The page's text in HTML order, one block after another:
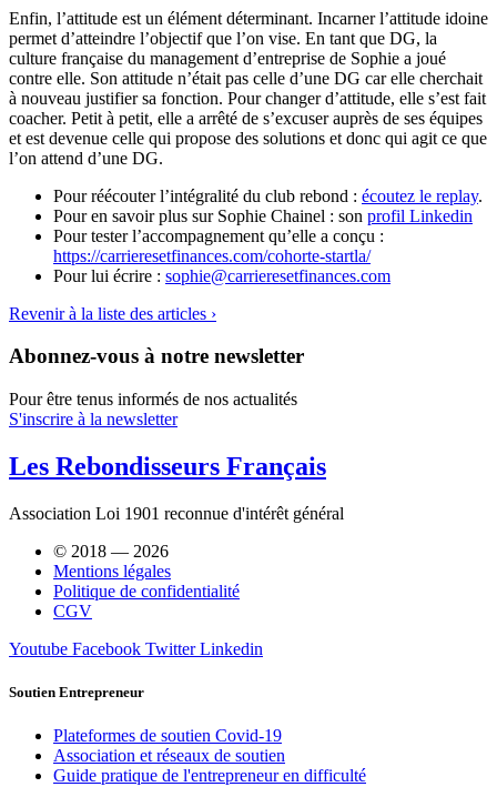
Enfin, l’attitude est un élément déterminant. Incarner l’attitude idoine
permet d’atteindre l’objectif que l’on vise. En tant que DG, la
culture française du management d’entreprise de Sophie a joué
contre elle. Son attitude n’était pas celle d’une DG car elle cherchait
à nouveau justifier sa fonction. Pour changer d’attitude, elle s’est fait
coacher. Petit à petit, elle a arrêté de s’excuser auprès de ses équipes
et est devenue celle qui propose des solutions et donc qui agit ce que
l’on attend d’une DG.
Pour réécouter l’intégralité du club rebond : écoutez le replay.
Pour en savoir plus sur Sophie Chainel : son profil Linkedin
Pour tester l’accompagnement qu’elle a conçu :
https://carrieresetfinances.com/cohorte-startla/
Pour lui écrire : sophie@carrieresetfinances.com
Revenir à la liste des articles ›
Abonnez-vous à notre newsletter
Pour être tenus informés de nos actualités
S'inscrire à la newsletter
Les Rebondisseurs Français
Association Loi 1901 reconnue d'intérêt général
© 2018 — 2026
Mentions légales
Politique de confidentialité
CGV
Youtube Facebook Twitter Linkedin
Soutien Entrepreneur
Plateformes de soutien Covid-19
Association et réseaux de soutien
Guide pratique de l'entrepreneur en difficulté